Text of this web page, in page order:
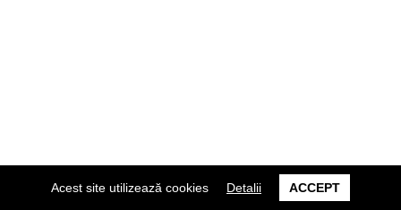
Acest site utilizează cookies Detalii ACCEPT